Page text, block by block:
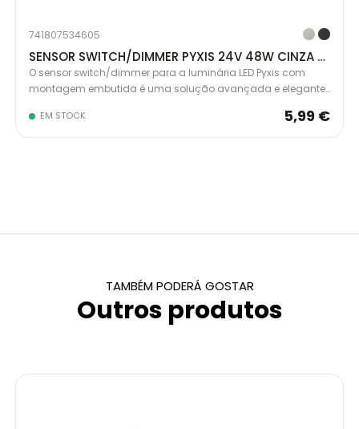
741807534605
SENSOR SWITCH/DIMMER PYXIS 24V 48W CINZA 5228221
O sensor switch/dimmer para a luminária LED Pyxis com
montagem embutida é uma solução avançada e elegante
infravermelhos, permite ligar e desligar a luminária de forma
progressiva, com um alcance de deteção por proximidade
EM STOCK 5,99 €
TAMBÉM PODERÁ GOSTAR
Outros produtos